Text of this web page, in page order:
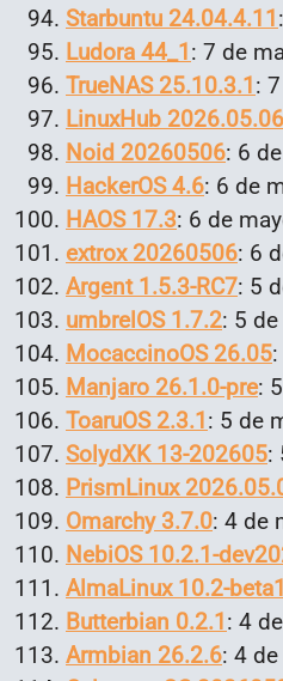
Starbuntu 24.04.4.11
Ludora 44_1 : 7 de
TrueNAS 25.10.3.1 :
LinuxHub 2026.05.06
Noid 20260506: 6
HackerOS 4.6: 6 de
HAOS 17.3: 6 de
extrox 20260506: 6
Argent 1.5.3-RC7: 5
umbrelOS 1.7.2: 5
MocaccinoOS 26.05
Manjaro 26.1.0-pre:
ToaruOS 2.3.1 : 5 de
SolydXK 13-202605:
PrismLinux
Omarchy 3.7.0: 4 de
NebiOS 10.2.1-
AlmaLinux 10.2-beta1
Butterbian 0.2.1 : 4
Armbian 26.2.6: 4